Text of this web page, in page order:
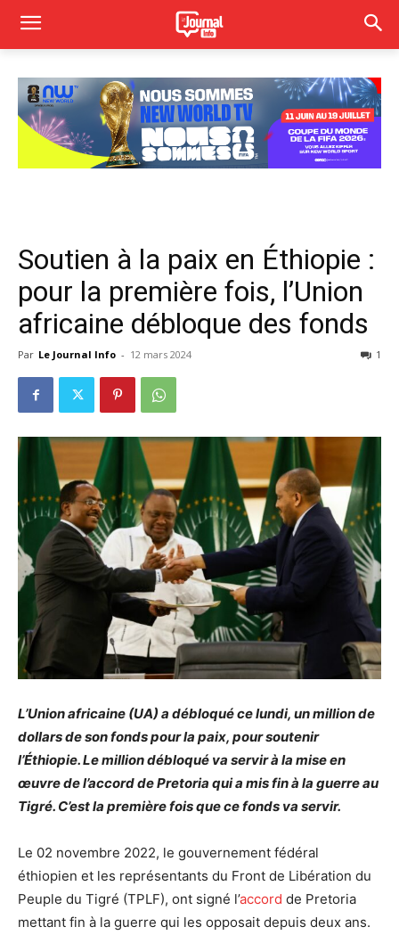
Soutien à la paix en Éthiopie :
pour la première fois, l’Union
africaine débloque des fonds
Par Le Journal Info - 12 mars 2024 1
L’Union africaine (UA) a débloqué ce lundi, un million de
dollars de son fonds pour la paix, pour soutenir
l’Éthiopie. Le million débloqué va servir à la mise en
œuvre de l’accord de Pretoria qui a mis fin à la guerre au
Tigré. C’est la première fois que ce fonds va servir.
Le 02 novembre 2022, le gouvernement fédéral
éthiopien et les représentants du Front de Libération du
Peuple du Tigré (TPLF), ont signé l’accord de Pretoria
mettant fin à la guerre qui les opposait depuis deux ans.